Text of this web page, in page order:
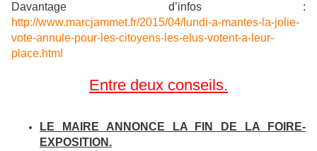
Davantage d’infos :
http://www.marcjammet.fr/2015/04/lundi-a-mantes-la-jolie-
vote-annule-pour-les-citoyens-les-elus-votent-a-leur-
place.html
Entre deux conseils.
LE MAIRE ANNONCE LA FIN DE LA FOIRE-
EXPOSITION.